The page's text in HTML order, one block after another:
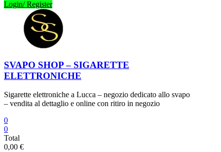
Login/ Register
SVAPO SHOP – SIGARETTE
ELETTRONICHE
Sigarette elettroniche a Lucca – negozio dedicato allo svapo
– vendita al dettaglio e online con ritiro in negozio
0
0
Total
0,00 €